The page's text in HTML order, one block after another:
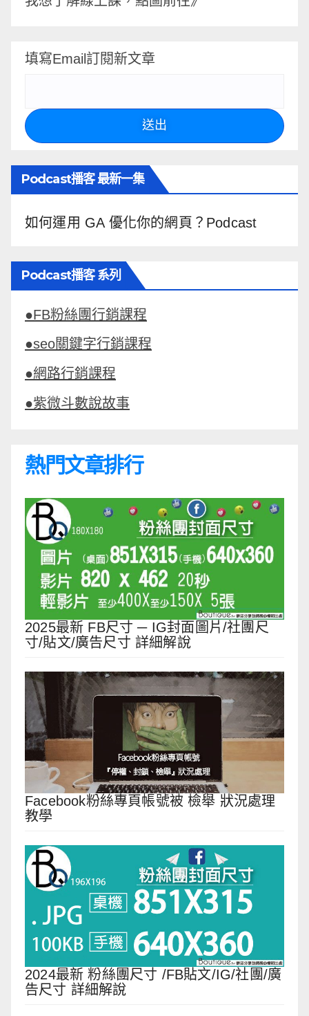
填寫Email訂閱新文章
送出
Podcast播客 最新一集
如何運用 GA 優化你的網頁？Podcast
Podcast播客 系列
●FB粉絲團行銷課程
●seo關鍵字行銷課程
●網路行銷課程
●紫微斗數說故事
熱門文章排行
2025最新 FB尺寸 ─ IG封面圖片/社團尺
寸/貼文/廣告尺寸 詳細解說
Facebook粉絲專頁帳號被 檢舉 狀況處理
教學
2024最新 粉絲團尺寸 /FB貼文/IG/社團/廣
告尺寸 詳細解說